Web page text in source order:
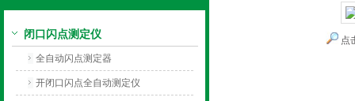
上海旺徐电气有限公司
闭口闪点测定仪
全自动闪点测定器
开闭口闪点全自动测定仪
点